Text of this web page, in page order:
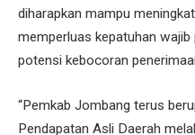
diharapkan mampu
memperluas kepatuhan
potensi kebocoran
“Pemkab Jombang terus
Pendapatan Asli Daerah